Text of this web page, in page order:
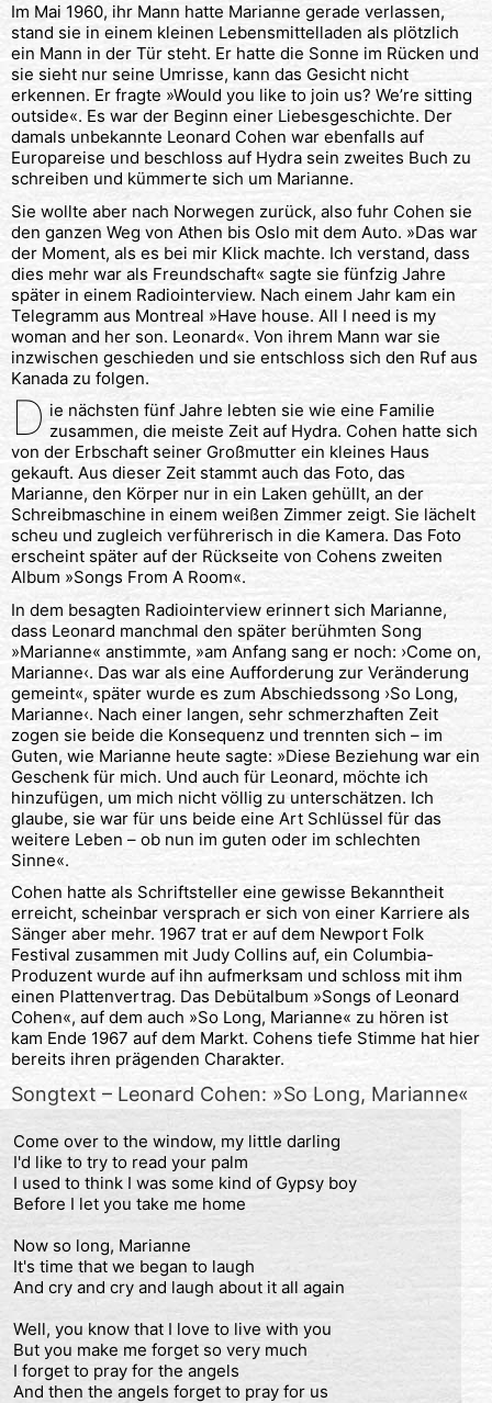
Im Mai 1960, ihr Mann hatte Marianne gerade verlassen,
stand sie in einem kleinen Lebensmittelladen als plötzlich
ein Mann in der Tür steht. Er hatte die Sonne im Rücken und
sie sieht nur seine Umrisse, kann das Gesicht nicht
erkennen. Er fragte »Would you like to join us? We’re sitting
outside«. Es war der Beginn einer Liebesgeschichte. Der
damals unbekannte Leonard Cohen war ebenfalls auf
Europareise und beschloss auf Hydra sein zweites Buch zu
schreiben und kümmerte sich um Marianne.
Sie wollte aber nach Norwegen zurück, also fuhr Cohen sie
den ganzen Weg von Athen bis Oslo mit dem Auto. »Das war
der Moment, als es bei mir Klick machte. Ich verstand, dass
dies mehr war als Freundschaft« sagte sie fünfzig Jahre
später in einem Radiointerview. Nach einem Jahr kam ein
Telegramm aus Montreal »Have house. All I need is my
woman and her son. Leonard«. Von ihrem Mann war sie
inzwischen geschieden und sie entschloss sich den Ruf aus
Kanada zu folgen.
D ie nächsten fünf Jahre lebten sie wie eine Familie
zusammen, die meiste Zeit auf Hydra. Cohen hatte sich
von der Erbschaft seiner Großmutter ein kleines Haus
gekauft. Aus dieser Zeit stammt auch das Foto, das
Marianne, den Körper nur in ein Laken gehüllt, an der
Schreibmaschine in einem weißen Zimmer zeigt. Sie lächelt
scheu und zugleich verführerisch in die Kamera. Das Foto
erscheint später auf der Rückseite von Cohens zweiten
Album »Songs From A Room«.
In dem besagten Radiointerview erinnert sich Marianne,
dass Leonard manchmal den später berühmten Song
»Marianne« anstimmte, »am Anfang sang er noch: ›Come on,
Marianne‹. Das war als eine Aufforderung zur Veränderung
gemeint«, später wurde es zum Abschiedssong ›So Long,
Marianne‹. Nach einer langen, sehr schmerzhaften Zeit
zogen sie beide die Konsequenz und trennten sich – im
Guten, wie Marianne heute sagte: »Diese Beziehung war ein
Geschenk für mich. Und auch für Leonard, möchte ich
hinzufügen, um mich nicht völlig zu unterschätzen. Ich
glaube, sie war für uns beide eine Art Schlüssel für das
weitere Leben – ob nun im guten oder im schlechten
Sinne«.
Cohen hatte als Schriftsteller eine gewisse Bekanntheit
erreicht, scheinbar versprach er sich von einer Karriere als
Sänger aber mehr. 1967 trat er auf dem Newport Folk
Festival zusammen mit Judy Collins auf, ein Columbia-
Produzent wurde auf ihn aufmerksam und schloss mit ihm
einen Plattenvertrag. Das Debütalbum »Songs of Leonard
Cohen«, auf dem auch »So Long, Marianne« zu hören ist
kam Ende 1967 auf dem Markt. Cohens tiefe Stimme hat hier
bereits ihren prägenden Charakter.
Songtext – Leonard Cohen: »So Long, Marianne«
Come over to the window, my little darling
I'd like to try to read your palm
I used to think I was some kind of Gypsy boy
Before I let you take me home
Now so long, Marianne
It's time that we began to laugh
And cry and cry and laugh about it all again
Well, you know that I love to live with you
But you make me forget so very much
I forget to pray for the angels
And then the angels forget to pray for us